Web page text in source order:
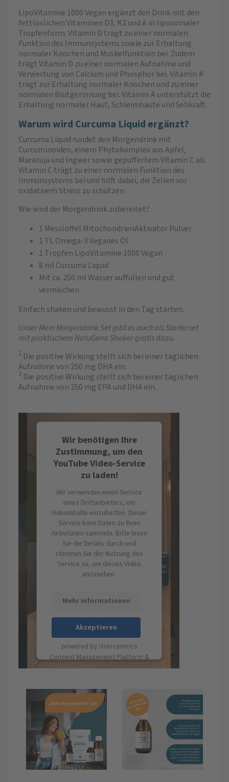
LipoVitamine 1000 Vegan ergänzt den Drink mit den
fettlöslichen Vitaminen D3, K2 und A in liposomaler
Tropfenform. Vitamin D trägt zu einer normalen
Funktion des Immunsystems sowie zur Erhaltung
normaler Knochen und Muskelfunktion bei. Zudem
trägt Vitamin D zu einer normalen Aufnahme und
Verwertung von Calcium und Phosphor bei. Vitamin K
trägt zur Erhaltung normaler Knochen und zu einer
normalen Blutgerinnung bei. Vitamin A unterstützt die
Erhaltung normaler Haut, Schleimhäute und Sehkraft.
Warum wird Curcuma Liquid ergänzt?
Curcuma Liquid rundet den Morgendrink mit
Curcuminoiden, einem Phytokomplex aus Apfel,
Maracuja und Ingwer sowie gepuffertem Vitamin C ab.
Vitamin C trägt zu einer normalen Funktion des
Immunsystems bei und hilft dabei, die Zellen vor
oxidativem Stress zu schützen.
Wie wird der Morgendrink zubereitet?
1 Messlöffel MitochondrienAktivator Pulver
1 TL Omega-3 Veganes Öl
1 Tropfen LipoVitamine 1000 Vegan
8 ml Curcuma Liquid
Mit ca. 250 ml Wasser auffüllen und gut
vermischen
Einfach shaken und bewusst in den Tag starten.
Unser Mein Morgendrink Set gibt es auch als Starterset
mit praktischem NatuGena Shaker gratis dazu.
1 Die positive Wirkung stellt sich bei einer täglichen
Aufnahme von 250 mg DHA ein.
2 Die positive Wirkung stellt sich bei einer täglichen
Aufnahme von 250 mg EPA und DHA ein.
Wir benötigen Ihre
Zustimmung, um den
YouTube Video-Service
zu laden!
Wir verwenden einen Service
eines Drittanbieters, um
Videoinhalte einzubetten. Dieser
Service kann Daten zu Ihren
Aktivitäten sammeln. Bitte lesen
Sie die Details durch und
stimmen Sie der Nutzung des
Service zu, um dieses Video
anzusehen.
Mehr Informationen
Akzeptieren
powered by Usercentrics
Consent Management Platform &
eRecht24